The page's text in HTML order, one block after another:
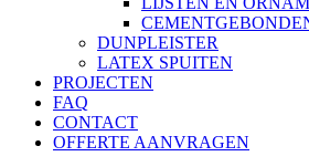
DUNPLEISTER
LATEX SPUITEN
PROJECTEN
FAQ
CONTACT
OFFERTE AANVRAGEN